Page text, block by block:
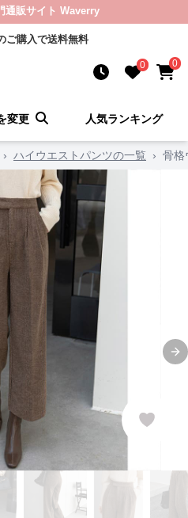
通販サイト Waverry
ご購入で送料無料
0 0
変更 人気ランキング
› ハイウエストパンツの一覧 › 骨格